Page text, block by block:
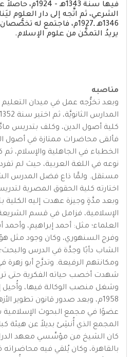
فيها سنة 1343هـ
الشرعي، ثم اتَّجه إلى دار العلوم
1346هـ ـ1927م، فاجتمع له
يريدُ التمكُّن من علوم الإسلام.
مناصبه
وبعد تخرُّجه عمل في ميدان
كلية أصول الدين، وكلف بتدريس
فألقى محاضرات ممتازة في أصول
الخطباء في الجاهلية والإسلام،
نوعه في اللغة العربية، حيث لم
مستقل. ولمَّا ذاع فضل المدرس
اختارته كلية الحقوق المصرية
وبعد مدَّةٍ وجيزة عهدت إليه الكلية
الإسلامية، فزامل في قسم
العلماء؛ مثل: أحمد إبراهيم، وأحمد
وفرج السنهوري، وكان وجود مثل
الشاب دأبًا وجدَّة في الدرس
ومكانتهم الرفيعة. وتدرَّج أبو زهرة
شهدت أخصب حياته الفكرية حتى
1958م، وبعد صدور قانون تطوير
المجمع الذي أُنشِئ بديلاً عن هيئة
كان الشيخ من مؤسِّسي معهد
بالقاهرة، وكان يُلقي فيه